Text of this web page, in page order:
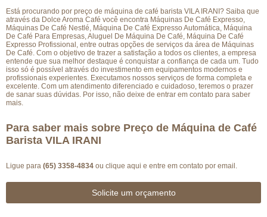
Está procurando por preço de máquina de café barista VILA IRANI? Saiba que
através da Dolce Aroma Café você encontra Máquinas De Café Expresso,
Máquinas De Café Nestlé, Máquina De Café Expresso Automática, Máquina
De Café Para Empresas, Aluguel De Máquina De Café, Máquina De Café
Expresso Profissional, entre outras opções de serviços da área de Máquinas
De Café. Com o objetivo de trazer a satisfação a todos os clientes, a empresa
entende que sua melhor destaque é conquistar a confiança de cada um. Tudo
isso só é possível através do investimento em equipamentos modernos e
profissionais experientes. Executamos nossos serviços de forma completa e
excelente. Com um atendimento diferenciado e cuidadoso, teremos o prazer
de sanar suas dúvidas. Por isso, não deixe de entrar em contato para saber
mais.
Para saber mais sobre Preço de Máquina de Café
Barista VILA IRANI
Ligue para (65) 3358-4834 ou clique aqui e entre em contato por email.
Solicite um orçamento